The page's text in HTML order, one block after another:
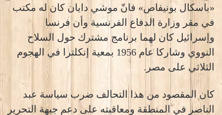
«باسكال بونيفاص» فانّ موشي دايان كان له مكتب
في مقر وزارة الدفاع الفرنسية وأن فرنسا
وإسرائيل كان لهما برنامج مشترك حول السلاح
النووي وشاركا عام 1956 بمعية إنكلترا في الهجوم
الثلاثي على مصر.
كان المقصود من هذا التحالف ضرب سياسة عبد
الناصر في المنطقة ومعاقبته على دعم جبهة التحرير